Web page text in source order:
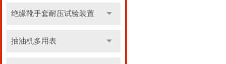
绝缘靴手套耐压试验装置
抽油机多用表